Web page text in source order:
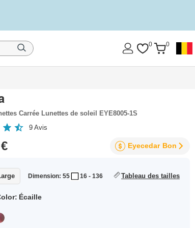
0 0
Carrée Lunettes de soleil EYE8005-1S
9 Avis
Eyecedar Bon
Dimension: 55 16 - 136 Tableau des tailles
Écaille